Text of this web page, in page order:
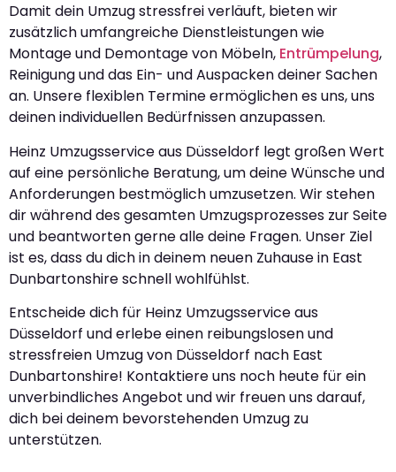
Damit dein Umzug stressfrei verläuft, bieten wir
zusätzlich umfangreiche Dienstleistungen wie
Montage und Demontage von Möbeln, Entrümpelung,
Reinigung und das Ein- und Auspacken deiner Sachen
an. Unsere flexiblen Termine ermöglichen es uns, uns
deinen individuellen Bedürfnissen anzupassen.
Heinz Umzugsservice aus Düsseldorf legt großen Wert
auf eine persönliche Beratung, um deine Wünsche und
Anforderungen bestmöglich umzusetzen. Wir stehen
dir während des gesamten Umzugsprozesses zur Seite
und beantworten gerne alle deine Fragen. Unser Ziel
ist es, dass du dich in deinem neuen Zuhause in East
Dunbartonshire schnell wohlfühlst.
Entscheide dich für Heinz Umzugsservice aus
Düsseldorf und erlebe einen reibungslosen und
stressfreien Umzug von Düsseldorf nach East
Dunbartonshire! Kontaktiere uns noch heute für ein
unverbindliches Angebot und wir freuen uns darauf,
dich bei deinem bevorstehenden Umzug zu
unterstützen.